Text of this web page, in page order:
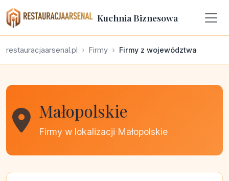
Kuchnia Biznesowa
restauracjaarsenal.pl Firmy Firmy z województwa
Małopolskie
Firmy w lokalizacji Małopolskie